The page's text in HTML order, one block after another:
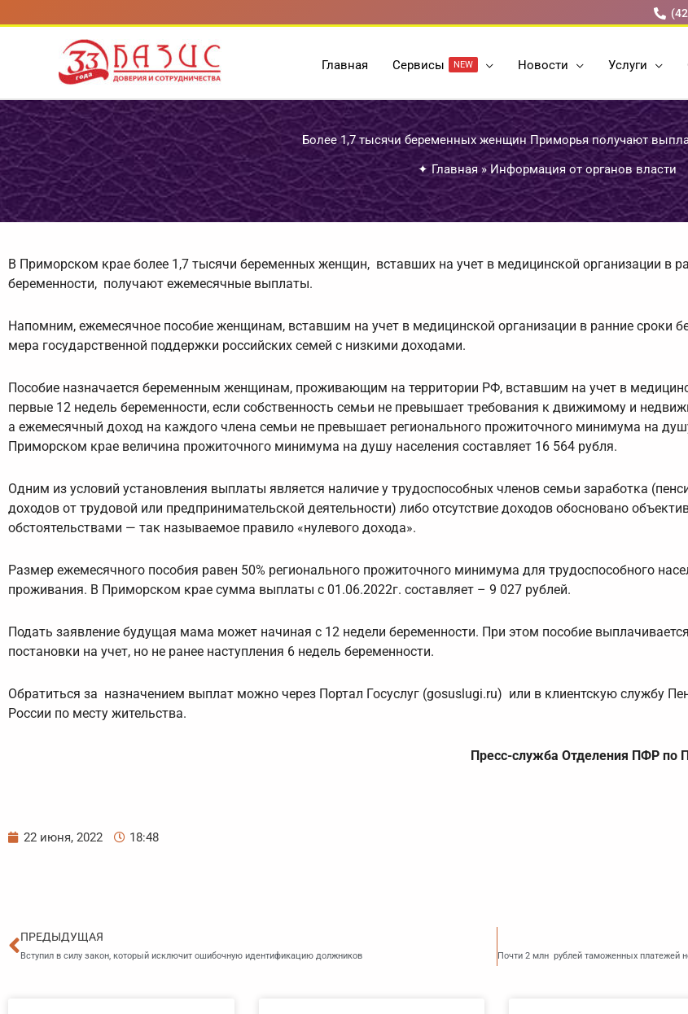
к
содержимому
Главная Cервисы NEW Новости Услуги
Более 1,7 тысячи беременных женщин Приморья получают
✦ Главная » Информация от органов власти
В Приморском крае более 1,7 тысячи беременных женщин, вставших на учет в медицинской организации в
беременности, получают ежемесячные выплаты.
Напомним, ежемесячное пособие женщинам, вставшим на учет в медицинской организации в ранние сроки
мера государственной поддержки российских семей с низкими доходами.
Пособие назначается беременным женщинам, проживающим на территории РФ, вставшим на учет в
первые 12 недель беременности, если собственность семьи не превышает требования к движимому и
а ежемесячный доход на каждого члена семьи не превышает регионального прожиточного минимума на
Приморском крае величина прожиточного минимума на душу населения составляет 16 564 рубля.
Одним из условий установления выплаты является наличие у трудоспособных членов семьи заработка
доходов от трудовой или предпринимательской деятельности) либо отсутствие доходов обосновано
обстоятельствами — так называемое правило «нулевого дохода».
Размер ежемесячного пособия равен 50% регионального прожиточного минимума для трудоспособного
проживания. В Приморском крае сумма выплаты с 01.06.2022г. составляет – 9 027 рублей.
Подать заявление будущая мама может начиная с 12 недели беременности. При этом пособие
постановки на учет, но не ранее наступления 6 недель беременности.
Обратиться за назначением выплат можно через Портал Госуслуг (gosuslugi.ru) или в клиентскую службу
России по месту жительства.
Пресс-служба Отделения ПФР по
22 июня, 2022 18:48
Пред
ПРЕДЫДУЩАЯ
Вступил в силу закон, который исключит ошибочную идентификацию должников